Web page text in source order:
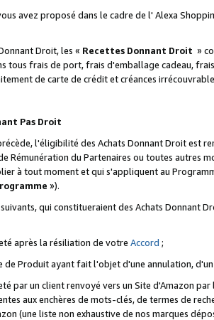
avez proposé dans le cadre de l' Alexa
Droit, les « Recettes Donnant Droit »
tous frais de port, frais d'emballage cadeau,
de carte de crédit et créances
Pas Droit
l'éligibilité des Achats Donnant Droit est
Rémunération du Partenaires ou toutes autres
à tout moment et qui s'appliquent au
»).
qui constitueraient des Achats Donnant
après la résiliation de votre Accord ;
de Produit ayant fait l'objet d'une annulation,
par un client renvoyé vers un Site d'Amazon
aux enchères de mots-clés, de termes de
(une liste non exhaustive de nos marques